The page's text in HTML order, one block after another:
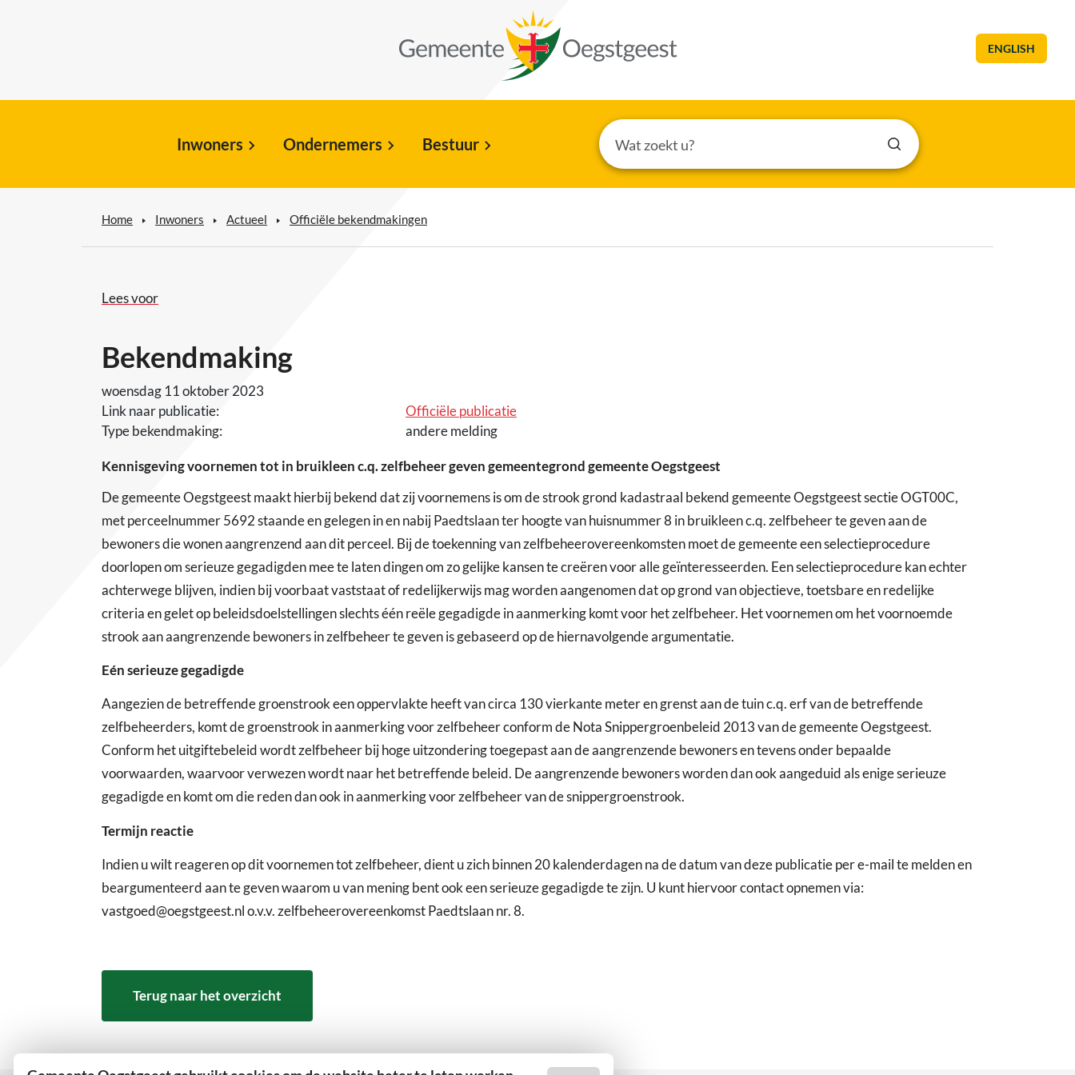
ENGLISH
Inwoners Ondernemers Bestuur
Home Inwoners Actueel Officiële bekendmakingen
Lees voor
Bekendmaking
woensdag 11 oktober 2023
Link naar publicatie:
Officiële publicatie
Type bekendmaking:
andere melding
Kennisgeving voornemen tot in bruikleen c.q. zelfbeheer geven gemeentegrond gemeente Oegstgeest
De gemeente Oegstgeest maakt hierbij bekend dat zij voornemens is om de strook grond kadastraal bekend gemeente Oegstgeest sectie OGT00C,
met perceelnummer 5692 staande en gelegen in en nabij Paedtslaan ter hoogte van huisnummer 8 in bruikleen c.q. zelfbeheer te geven aan de
bewoners die wonen aangrenzend aan dit perceel. Bij de toekenning van zelfbeheerovereenkomsten moet de gemeente een selectieprocedure
doorlopen om serieuze gegadigden mee te laten dingen om zo gelijke kansen te creëren voor alle geïnteresseerden. Een selectieprocedure kan echter
achterwege blijven, indien bij voorbaat vaststaat of redelijkerwijs mag worden aangenomen dat op grond van objectieve, toetsbare en redelijke
criteria en gelet op beleidsdoelstellingen slechts één reële gegadigde in aanmerking komt voor het zelfbeheer. Het voornemen om het voornoemde
strook aan aangrenzende bewoners in zelfbeheer te geven is gebaseerd op de hiernavolgende argumentatie.
Eén serieuze gegadigde
Aangezien de betreffende groenstrook een oppervlakte heeft van circa 130 vierkante meter en grenst aan de tuin c.q. erf van de betreffende
zelfbeheerders, komt de groenstrook in aanmerking voor zelfbeheer conform de Nota Snippergroenbeleid 2013 van de gemeente Oegstgeest.
Conform het uitgiftebeleid wordt zelfbeheer bij hoge uitzondering toegepast aan de aangrenzende bewoners en tevens onder bepaalde
voorwaarden, waarvoor verwezen wordt naar het betreffende beleid. De aangrenzende bewoners worden dan ook aangeduid als enige serieuze
gegadigde en komt om die reden dan ook in aanmerking voor zelfbeheer van de snippergroenstrook.
Termijn reactie
Indien u wilt reageren op dit voornemen tot zelfbeheer, dient u zich binnen 20 kalenderdagen na de datum van deze publicatie per e-mail te melden en
beargumenteerd aan te geven waarom u van mening bent ook een serieuze gegadigde te zijn. U kunt hiervoor contact opnemen via:
vastgoed@oegstgeest.nl o.v.v. zelfbeheerovereenkomst Paedtslaan nr. 8.
Terug naar het overzicht